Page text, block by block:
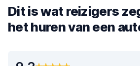
Dit is wat reizigers
het huren van een